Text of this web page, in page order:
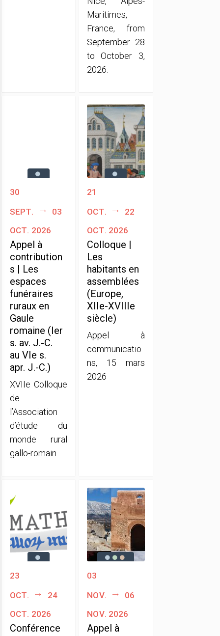
Maritimes,
France, from
September 28
to October 3,
2026.
30
sept.
03
oct. 2026
Appel à
contribution
s | Les
espaces
funéraires
ruraux en
Gaule
romaine (Ier
s. av. J.-C.
au VIe s.
apr. J.-C.)
XVIIe Colloque
de
l’Association
d’étude du
monde rural
gallo-romain
21
oct.
22
oct. 2026
Colloque |
Les
habitants en
assemblées
(Europe,
XIIe-XVIIIe
siècle)
Appel à
communicatio
ns, 15 mars
2026
23
oct.
24
oct. 2026
Conférence
03
nov.
06
nov. 2026
Appel à